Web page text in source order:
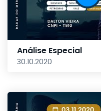
Análise Especial
30.10.2020